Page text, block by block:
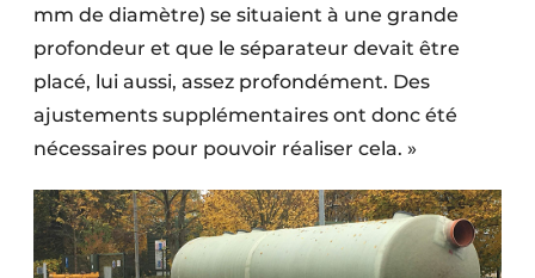
mm de diamètre) se situaient à une grande
profondeur et que le séparateur devait être
placé, lui aussi, assez profondément. Des
ajustements supplémentaires ont donc été
nécessaires pour pouvoir réaliser cela. »